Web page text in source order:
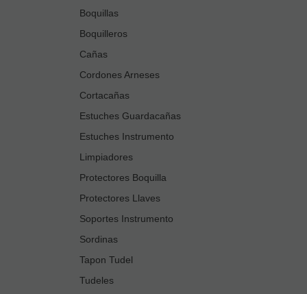
Boquillas
Boquilleros
Cañas
Cordones Arneses
Cortacañas
Estuches Guardacañas
Estuches Instrumento
Limpiadores
Protectores Boquilla
Protectores Llaves
Soportes Instrumento
Sordinas
Tapon Tudel
Tudeles